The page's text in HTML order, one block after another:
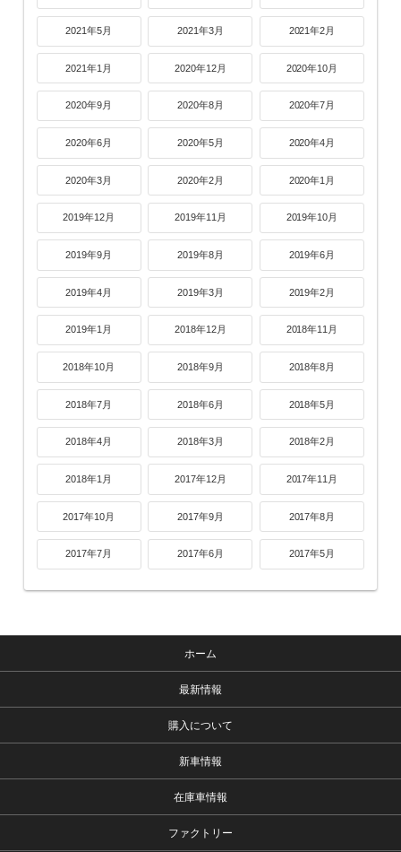
2021年5月 2021年3月 2021年2月
2021年1月 2020年12月 2020年10月
2020年9月 2020年8月 2020年7月
2020年6月 2020年5月 2020年4月
2020年3月 2020年2月 2020年1月
2019年12月 2019年11月 2019年10月
2019年9月 2019年8月 2019年6月
2019年4月 2019年3月 2019年2月
2019年1月 2018年12月 2018年11月
2018年10月 2018年9月 2018年8月
2018年7月 2018年6月 2018年5月
2018年4月 2018年3月 2018年2月
2018年1月 2017年12月 2017年11月
2017年10月 2017年9月 2017年8月
2017年7月 2017年6月 2017年5月
ホーム
最新情報
購入について
新車情報
在庫車情報
ファクトリー